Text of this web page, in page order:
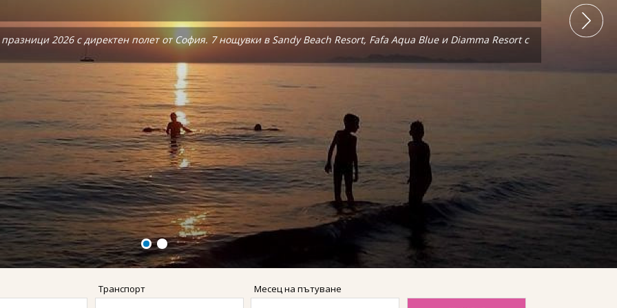
Бохол, Ел Нидо и Боракай.
2026 с директен полет от София. 7 нощувки в Sandy Beach Resort, Fafa Aqua Blue и Diamma Resort с
Бохол, Ел Нидо и Боракай.
2026 с директен полет от София. 7 нощувки в Sandy Beach Resort, Fafa Aqua Blue и Diamma Resort с
Транспорт Месец на пътуване